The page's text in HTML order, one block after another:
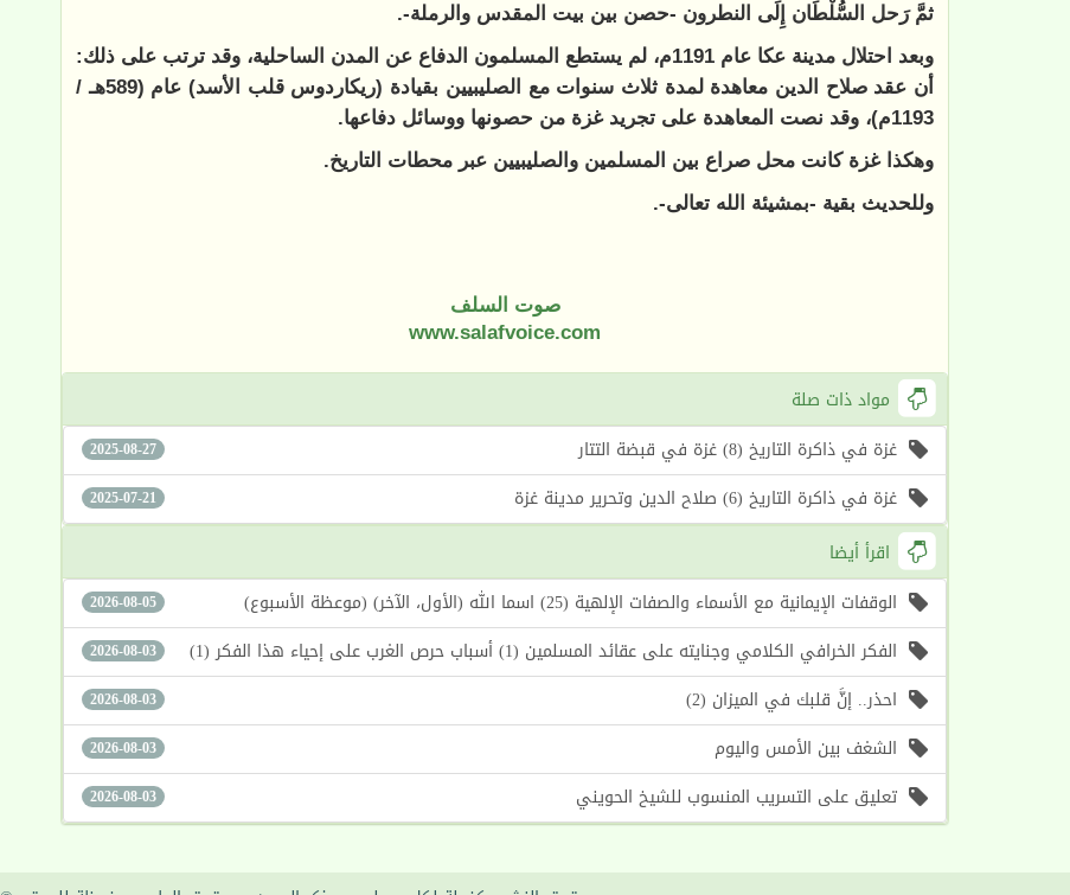
ثمَّ رَحل السُّلْطَان إِلَى النطرون -حصن بين بيت المقدس والرملة-.
وبعد احتلال مدينة عكا عام 1191م، لم يستطع المسلمون الدفاع عن المدن الساحلية، وقد ترتب على ذلك:
أن عقد صلاح الدين معاهدة لمدة ثلاث سنوات مع الصليبيين بقيادة (ريكاردوس قلب الأسد) عام (589هـ /
1193م)، وقد نصت المعاهدة على تجريد غزة من حصونها ووسائل دفاعها.
وهكذا غزة كانت محل صراع بين المسلمين والصليبيين عبر محطات التاريخ.
وللحديث بقية -بمشيئة الله تعالى-.
صوت السلف
www.salafvoice.com
مواد ذات صلة
2025-08-27 غزة في ذاكرة التاريخ (8) غزة في قبضة التتار
2025-07-21
غزة في ذاكرة التاريخ (6) صلاح الدين وتحرير مدينة غزة
اقرأ أيضا
2026-08-05 الوقفات الإيمانية مع الأسماء والصفات الإلهية (25) اسما الله (الأول، الآخر) (موعظة الأسبوع)
2026-08-03 الفكر الخرافي الكلامي وجنايته على عقائد المسلمين (1) أسباب حرص الغرب على إحياء هذا الفكر (1)
2026-08-03 احذر.. إنَّ قلبك في الميزان (2)
2026-08-03 الشغف بين الأمس واليوم
2026-08-03 تعليق على التسريب المنسوب للشيخ الحويني